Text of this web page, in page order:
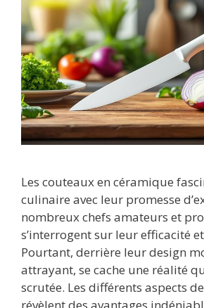
Les couteaux en céramique
culinaire avec leur promesse
nombreux chefs amateurs et
s’interrogent sur leur efficacité
Pourtant, derrière leur design
attrayant, se cache une réalité
scrutée. Les différents aspects